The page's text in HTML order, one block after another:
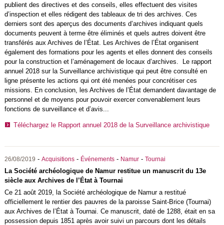
publient des directives et des conseils, elles effectuent des visites
d’inspection et elles rédigent des tableaux de tri des archives. Ces
derniers sont des aperçus des documents d’archives indiquant quels
documents peuvent à terme être éliminés et quels autres doivent être
transférés aux Archives de l’État. Les Archives de l’État organisent
également des formations pour les agents et elles donnent des conseils
pour la construction et l’aménagement de locaux d’archives. Le rapport
annuel 2018 sur la Surveillance archivistique qui peut être consulté en
ligne présente les actions qui ont été menées pour concrétiser ces
missions. En conclusion, les Archives de l’État demandent davantage de
personnel et de moyens pour pouvoir exercer convenablement leurs
fonctions de surveillance et d’avis...
Téléchargez le Rapport annuel 2018 de la Surveillance archivistique
26/08/2019 - Acquisitions- Événements- Namur- Tournai
La Société archéologique de Namur restitue un manuscrit du 13e
siècle aux Archives de l’État à Tournai
Ce 21 août 2019, la Société archéologique de Namur a restitué
officiellement le rentier des pauvres de la paroisse Saint-Brice (Tournai)
aux Archives de l’État à Tournai. Ce manuscrit, daté de 1288, était en sa
possession depuis 1851 après avoir suivi un parcours dont les détails